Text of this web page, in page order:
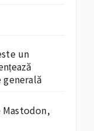
un
Mastodon,